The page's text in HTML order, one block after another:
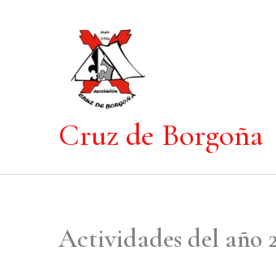
contenido
Cruz de Borgoña
Actividades del año